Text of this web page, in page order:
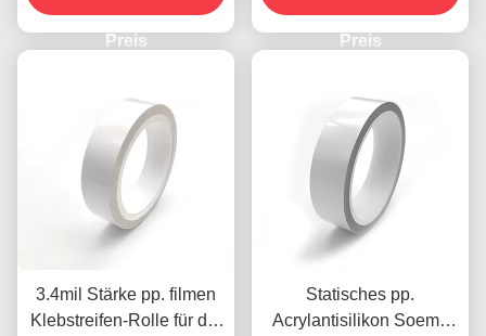
Soem-ODM
Preis
säubert
Preis
3.4mil Stärke pp. filmen
Klebstreifen-Rolle für die
Statisches pp.
Acrylantisilikon Soems